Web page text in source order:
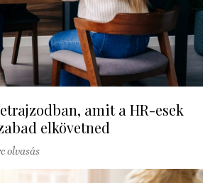
amit a HR-esek
elkövetned
olvasás